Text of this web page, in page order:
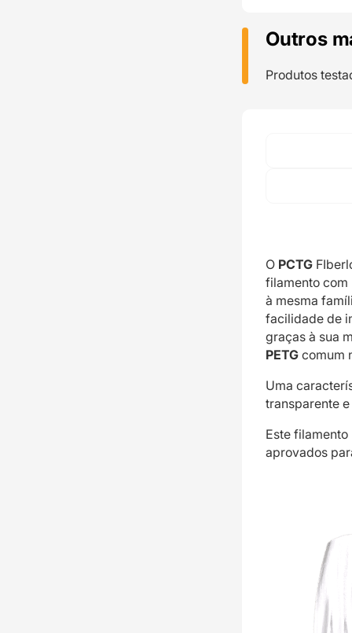
Outros
Produtos
O PCTG
filamento
à mesma
facilidade de
graças à sua
PETG comum
Uma
transparente
Este
aprovados